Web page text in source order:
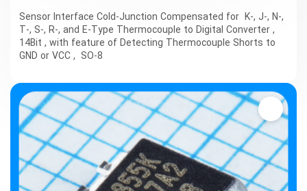
Sensor Interface Cold-Junction Compensated for K-, J-, N-,
T-, S-, R-, and E-Type Thermocouple to Digital Converter ,
14Bit , with feature of Detecting Thermocouple Shorts to
GND or VCC , SO-8